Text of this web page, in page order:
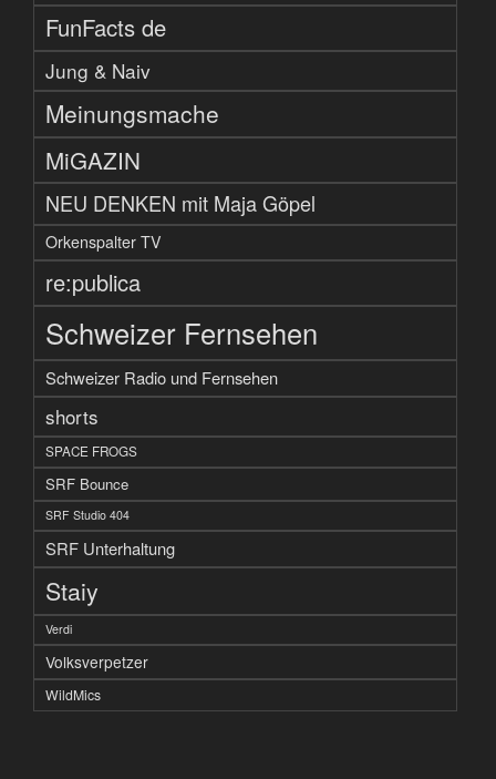
FunFacts de
Jung & Naiv
Meinungsmache
MiGAZIN
NEU DENKEN mit Maja Göpel
Orkenspalter TV
re:publica
Schweizer Fernsehen
Schweizer Radio und Fernsehen
shorts
SPACE FROGS
SRF Bounce
SRF Studio 404
SRF Unterhaltung
Staiy
Verdi
Volksverpetzer
WildMics